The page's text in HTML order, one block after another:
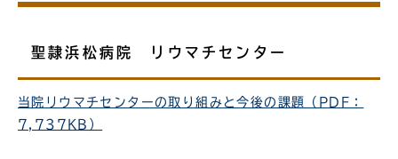
聖隷浜松病院 リウマチセンター
当院リウマチセンターの取り組みと今後の課題（PDF：
7,737KB）